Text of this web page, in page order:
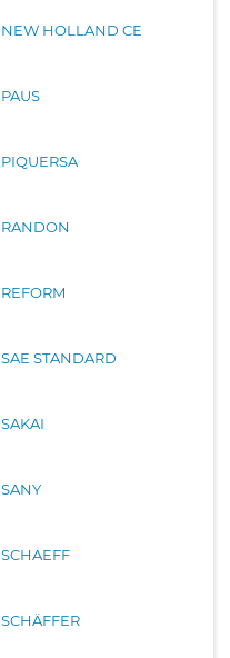
NEW HOLLAND CE
PAUS
PIQUERSA
RANDON
REFORM
SAE STANDARD
SAKAI
SANY
SCHAEFF
SCHÄFFER